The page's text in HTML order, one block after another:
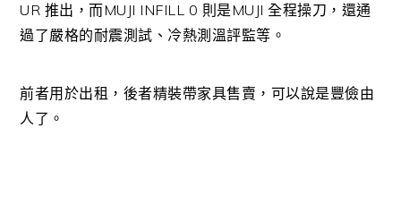
UR 推出，而MUJI INFILL 0 則是MUJI 全程操刀，還通
過了嚴格的耐震測試、冷熱測溫評監等。
前者用於出租，後者精裝帶家具售賣，可以說是豐儉由
人了。